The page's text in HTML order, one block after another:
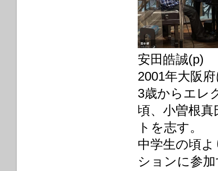
安田皓誠(p)
2001年大阪
3歳からエレ
頃、小曽根
トを志す。
中学生の頃
ションに参